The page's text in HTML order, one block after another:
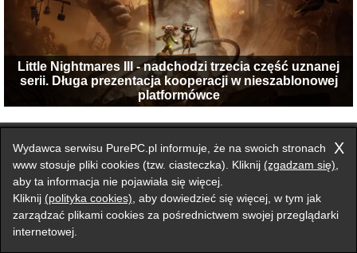
Little Nightmares III - nadchodzi trzecia część uznanej
serii. Długa prezentacja kooperacji w nieszablonowej
platformówce
Przełącz na wersję klasyczną strony
Zgłoś błąd na stronie
Forum
Redakcja Reklama
X
Wydawca serwisu PurePC.pl informuje, że na swoich stronach
www stosuje pliki cookies (tzw. ciasteczka). Kliknij (zgadzam się)
aby ta informacja nie pojawiała się więcej.
Kliknij (polityka cookies) , aby dowiedzieć się więcej, w tym jak
zarządzać plikami cookies za pośrednictwem swojej przeglądarki
internetowej.